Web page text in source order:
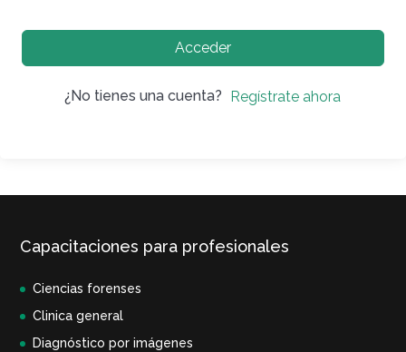
Acceder
¿No tienes una cuenta? Regístrate ahora
Capacitaciones para profesionales
Ciencias forenses
Clinica general
Diagnóstico por imágenes